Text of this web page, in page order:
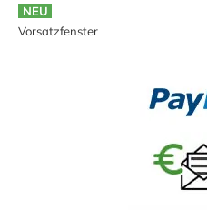
NEU
Vorsatzfenster